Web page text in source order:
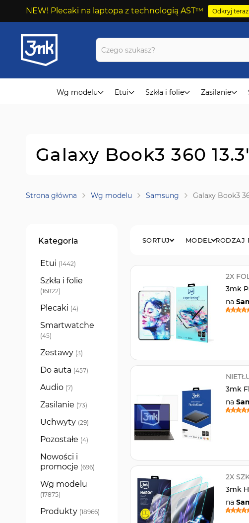
NEW! Plecaki na laptopa z technologią AST™ Odkryj teraz
Przejdź
do
treści
Wg modelu Etui Szkła i folie Zasilanie
Galaxy Book3 360
Strona główna Wg modelu Samsung Galaxy Book3
MODEL RODZAJ
SORTUJ
2X
3mk
na
3mk
na
2X
3mk
na
Kategoria
Etui 1442
produkty
Szkła i folie
16822
produkty
Plecaki 4
produkty
Smartwatche
45
produkty
Zestawy 3
produkty
Do auta 457
produkty
Audio 7
produkty
Zasilanie 73
produkty
Uchwyty 29
produkty
Pozostałe 4
produkty
Nowości i
promocje 696
produkty
Wg modelu
17875
produkty
Produkty 18966
produkty